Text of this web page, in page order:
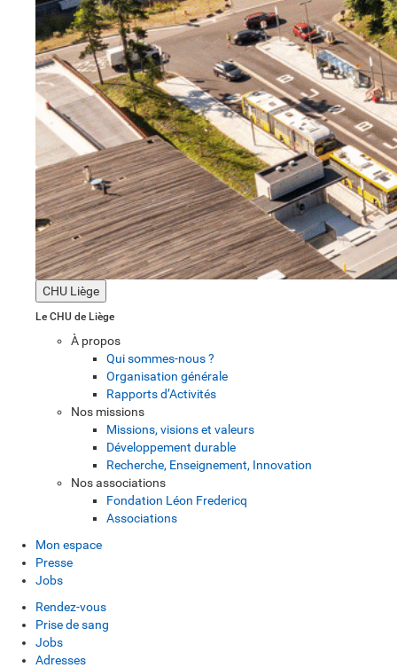
CHU Liège
Le CHU de Liège
À propos
Qui sommes-nous ?
Organisation générale
Rapports d’Activités
Nos missions
Missions, visions et valeurs
Développement durable
Recherche, Enseignement, Innovation
Nos associations
Fondation Léon Fredericq
Associations
Mon espace
Presse
Jobs
Rendez-vous
Prise de sang
Jobs
Adresses